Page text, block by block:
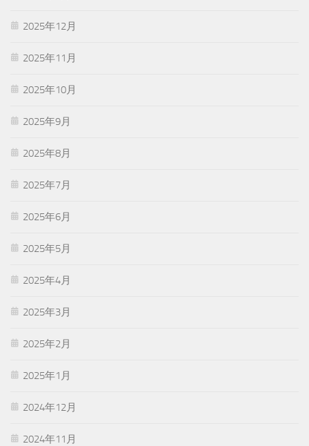
2025年12月
2025年11月
2025年10月
2025年9月
2025年8月
2025年7月
2025年6月
2025年5月
2025年4月
2025年3月
2025年2月
2025年1月
2024年12月
2024年11月